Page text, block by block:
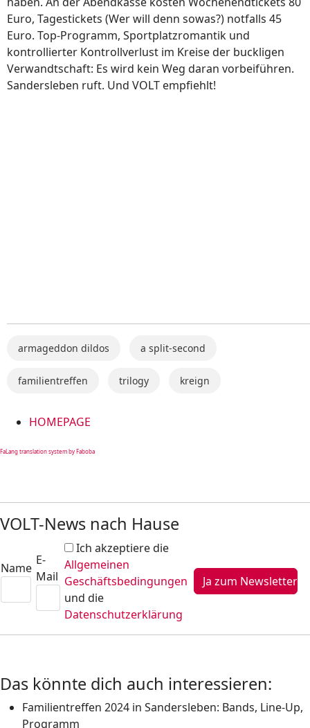
Euro, Tagestickets (Wer will denn sowas?) notfalls 45
Euro. Top-Programm, Sportplatzromantik und
kontrollierter Kontrollverlust im Kreise der buckligen
Verwandtschaft: Es wird kein Weg daran vorbeiführen.
Sandersleben ruft. Und VOLT empfiehlt!
armageddon dildos a split-second
familientreffen trilogy kreign
HOMEPAGE
FaLang translation system by Faboba
VOLT-News nach Hause
Name
E-
Mail
Ich akzeptiere die
Allgemeinen
Geschäftsbedingungen
und die
Datenschutzerklärung
Das könnte dich auch interessieren:
Familientreffen 2024 in Sandersleben: Bands, Line-Up,
Programm